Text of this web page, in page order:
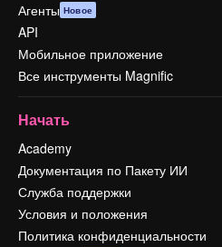
Агенты Новое
API
Мобильное приложение
Все инструменты Magnific
Начать
Academy
Документация по Пакету ИИ
Служба поддержки
Условия и положения
Политика конфиденциальности